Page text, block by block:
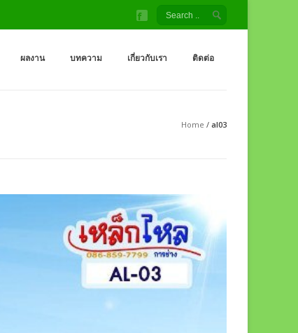
นามเด็กเล่น โรงงานผู้ผลิต เครื่องออกกำลังกายกลางแจ้ง
าถูกจากโรงงาน สนามเด็กเล่น กระดานลื่น สไลเดอร์ ชิงช้า อุโมงค์ จำหน่
ผลงาน บทความ เกี่ยวกับเรา ติดต่อ
Home / al03